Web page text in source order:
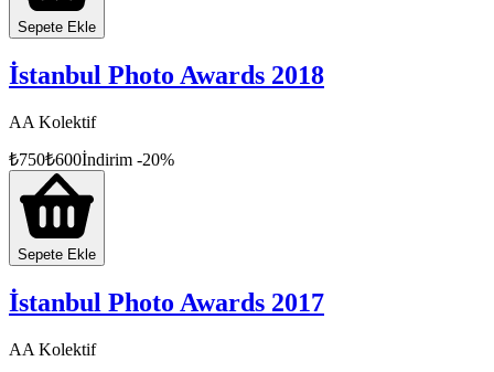
Sepete Ekle
İstanbul Photo Awards 2018
AA Kolektif
₺750₺600İndirim -20%
Sepete Ekle
İstanbul Photo Awards 2017
AA Kolektif